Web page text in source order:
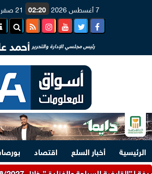
7 أغسطس 2026 02:20 21 صفر 1448
رئيس مجلسي الإدارة والتحرير أحمد
الرئيسية أخبار السلع اقتصاد